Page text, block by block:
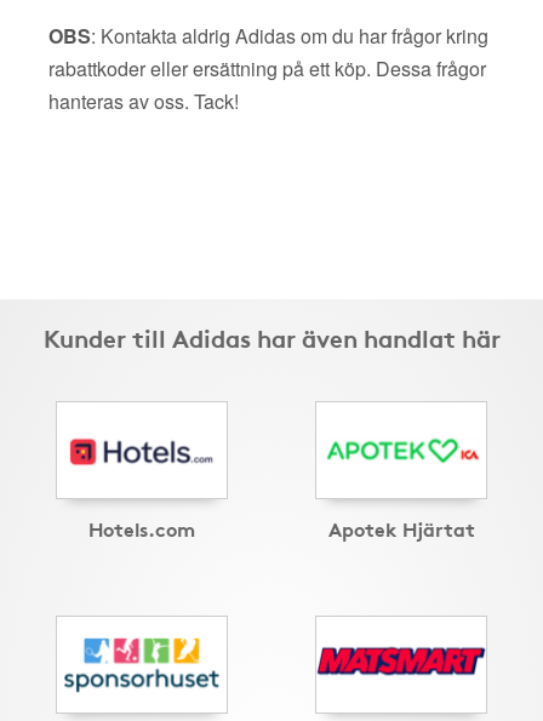
OBS: Kontakta aldrig Adidas om du har frågor kring
rabattkoder eller ersättning på ett köp. Dessa frågor
hanteras av oss. Tack!
Kunder till Adidas har även handlat här
Hotels.com Apotek Hjärtat